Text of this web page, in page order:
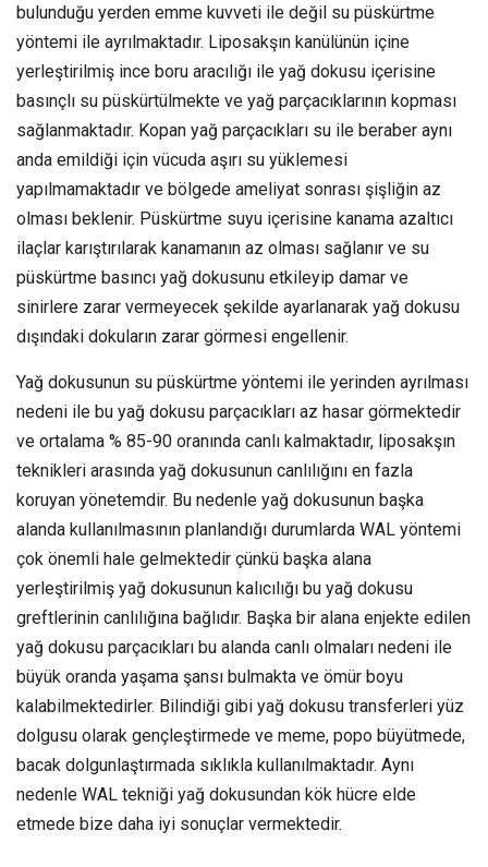
bulunduğu yerden emme kuvveti ile değil su püskürtme
yöntemi ile ayrılmaktadır. Liposakşın kanülünün içine
yerleştirilmiş ince boru aracılığı ile yağ dokusu içerisine
basınçlı su püskürtülmekte ve yağ parçacıklarının kopması
sağlanmaktadır. Kopan yağ parçacıkları su ile beraber aynı
anda emildiği için vücuda aşırı su yüklemesi
yapılmamaktadır ve bölgede ameliyat sonrası şişliğin az
olması beklenir. Püskürtme suyu içerisine kanama azaltıcı
ilaçlar karıştırılarak kanamanın az olması sağlanır ve su
püskürtme basıncı yağ dokusunu etkileyip damar ve
sinirlere zarar vermeyecek şekilde ayarlanarak yağ dokusu
dışındaki dokuların zarar görmesi engellenir.
Yağ dokusunun su püskürtme yöntemi ile yerinden ayrılması
nedeni ile bu yağ dokusu parçacıkları az hasar görmektedir
ve ortalama % 85-90 oranında canlı kalmaktadır, liposakşın
teknikleri arasında yağ dokusunun canlılığını en fazla
koruyan yönetemdir. Bu nedenle yağ dokusunun başka
alanda kullanılmasının planlandığı durumlarda WAL yöntemi
çok önemli hale gelmektedir çünkü başka alana
yerleştirilmiş yağ dokusunun kalıcılığı bu yağ dokusu
greftlerinin canlılığına bağlıdır. Başka bir alana enjekte edilen
yağ dokusu parçacıkları bu alanda canlı olmaları nedeni ile
büyük oranda yaşama şansı bulmakta ve ömür boyu
kalabilmektedirler. Bilindiği gibi yağ dokusu transferleri yüz
dolgusu olarak gençleştirmede ve meme, popo büyütmede,
bacak dolgunlaştırmada sıklıkla kullanılmaktadır. Aynı
nedenle WAL tekniği yağ dokusundan kök hücre elde
etmede bize daha iyi sonuçlar vermektedir.